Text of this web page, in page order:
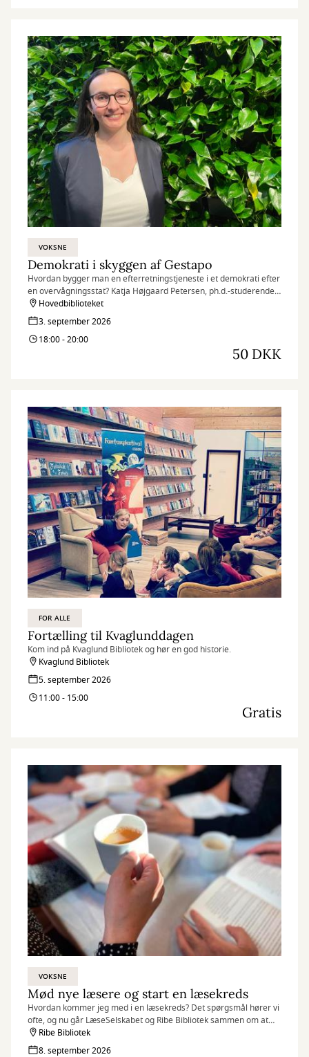
VOKSNE
Demokrati i skyggen af Gestapo
Hvordan bygger man en efterretningstjeneste i et demokrati efter
en overvågningsstat? Katja Højgaard Petersen, ph.d.-studerende
ved SDU, belyser de dilemmaer, vesttyskerne stod i efter Anden
Verdenskrig. Om valget mellem sikkerhed og frihed, kampen mod
højreekstremisme og frygten for et nyt Gestapo.
Hovedbiblioteket
3. september 2026
18:00 - 20:00
50 DKK
FOR ALLE
Fortælling til Kvaglunddagen
Kom ind på Kvaglund Bibliotek og hør en god historie.
Kvaglund Bibliotek
5. september 2026
11:00 - 15:00
Gratis
VOKSNE
Mød nye læsere og start en læsekreds
Hvordan kommer jeg med i en læsekreds? Det spørgsmål hører vi
ofte, og nu går LæseSelskabet og Ribe Bibliotek sammen om at
arrangere en aften for alle, der kunne tænke sig at dele deres
læseoplevelser med andre.
Ribe Bibliotek
8. september 2026